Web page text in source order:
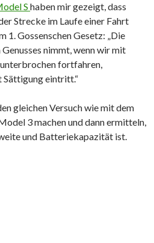
S haben mir gezeigt, dass
Strecke im Laufe einer Fahrt
1. Gossenschen Gesetz: „Die
nimmt, wenn wir mit
fortfahren,
eintritt.“
gleichen Versuch wie mit dem
3 machen und dann ermitteln,
und Batteriekapazität ist.